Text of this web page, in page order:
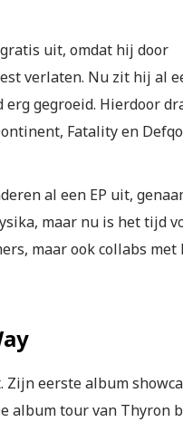
uit, omdat hij door
verlaten. Nu zit hij al
gegroeid. Hierdoor
Fatality en
al een EP uit,
maar nu is het tijd
maar ook collabs met
eerste album
album tour van Thyron